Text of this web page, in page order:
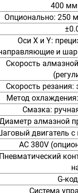
400
Опционально: 250
Оси X и Y:
и
Скорость
Скорость резания:
Метод
Смазка:
алмазной
двигатель
AC 380V
Пневматический
G-
Система